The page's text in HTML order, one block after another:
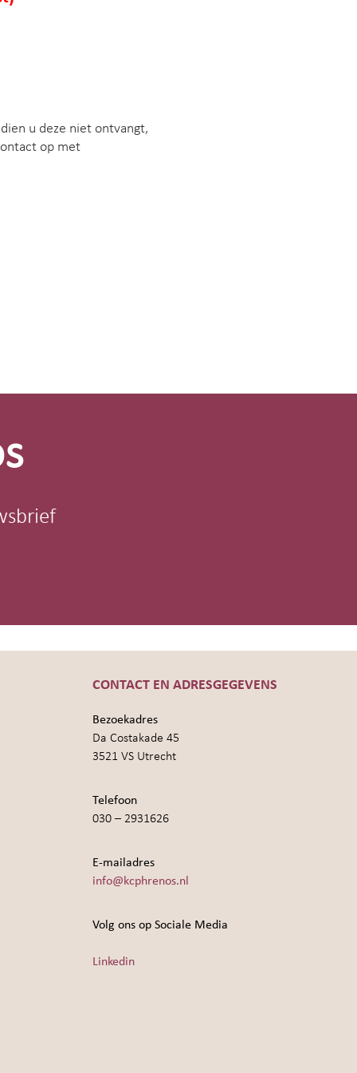
u deze niet ontvangt,
op met
CONTACT EN ADRESGEGEVENS
Bezoekadres
Da Costakade 45
3521 VS Utrecht
Telefoon
030 – 2931626
E-mailadres
info@kcphrenos.nl
Volg ons op Sociale Media
Linkedin